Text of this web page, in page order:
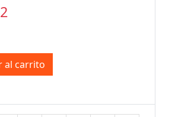
al carrito